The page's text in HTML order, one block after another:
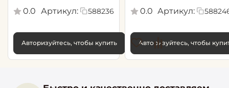
0.0
Артикул: 588236
Авторизуйтесь, чтобы купить
0.0 Артикул:
Авторизуйтесь, чтобы